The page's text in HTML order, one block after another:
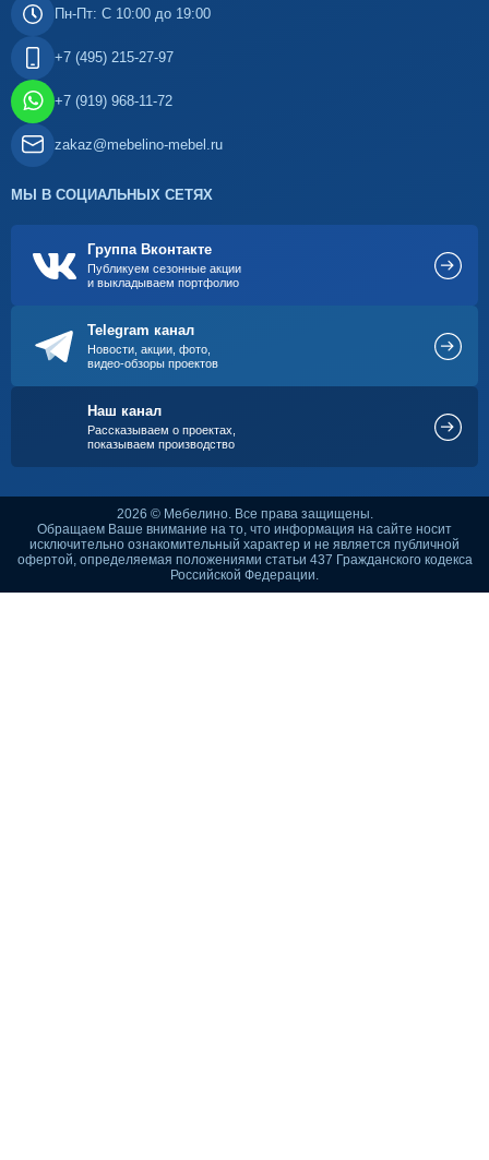
Пн-Пт: С 10:00 до 19:00
+7 (495) 215-27-97
+7 (919) 968-11-72
zakaz@mebelino-mebel.ru
МЫ В СОЦИАЛЬНЫХ СЕТЯХ
Группа Вконтакте
Публикуем сезонные акции
и выкладываем портфолио
Telegram канал
Новости, акции, фото,
видео-обзоры проектов
Наш канал
Рассказываем о проектах,
показываем производство
2026 © Мебелино. Все права защищены.
Обращаем Ваше внимание на то, что информация на сайте носит
исключительно ознакомительный характер и не является публичной
офертой, определяемая положениями статьи 437 Гражданского кодекса
Российской Федерации.